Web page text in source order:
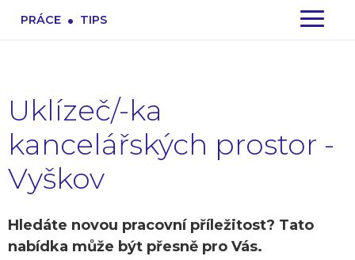
PRÁCE . TIPS
Uklízeč/-ka
kancelářských prostor -
Vyškov
Hledáte novou pracovní příležitost? Tato
nabídka může být přesně pro Vás.